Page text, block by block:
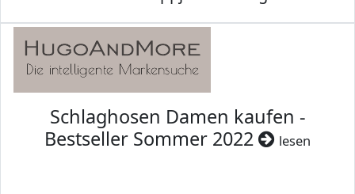
Schlaghosen Damen kaufen -
Bestseller Sommer 2022
lesen